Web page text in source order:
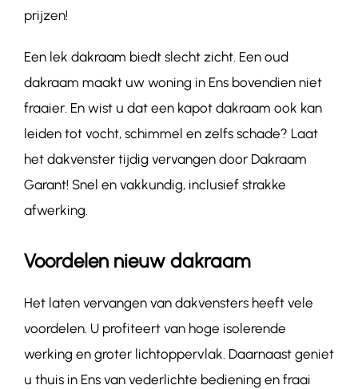
prijzen!
Een lek dakraam biedt slecht zicht. Een oud
dakraam maakt uw woning in Ens bovendien niet
fraaier. En wist u dat een kapot dakraam ook kan
leiden tot vocht, schimmel en zelfs schade? Laat
het dakvenster tijdig vervangen door Dakraam
Garant! Snel en vakkundig, inclusief strakke
afwerking.
Voordelen nieuw dakraam
Het laten vervangen van dakvensters heeft vele
voordelen. U profiteert van hoge isolerende
werking en groter lichtoppervlak. Daarnaast geniet
u thuis in Ens van vederlichte bediening en fraai